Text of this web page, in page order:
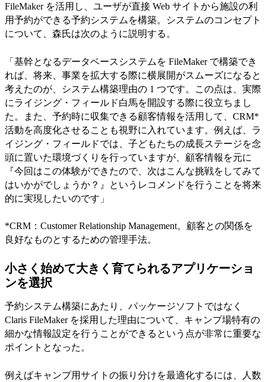
FileMaker を活用し、ユーザが直接 Web サイトから施設の利
用予約ができる予約システムを構築。システムのコンセプト
について、森氏は次のように説明する。
「基幹となるデータベースシステムを FileMaker で構築でき
れば、将来、事業を拡大する際に横展開がスムーズになると
考えたのが、システム構築理由の 1 つです。この点は、実際
にライジング・フィールド白馬を開設する際に役立ちまし
た。また、予約時に収集できる顧客情報を活用して、CRM*
活動を高度化させることも視野に入れています。例えば、ラ
イジング・フィールドでは、子どもたちの成長ステージを念
頭に置いた環境づくりを行っていますが、顧客情報を元に
『今回はこの体験ができたので、次はこんな挑戦をしてみて
はいかがでしょうか？』というレコメンドを行うことを将来
的に実現したいのです」
*CRM：Customer Relationship Management。顧客との関係を
良好なものとするための管理手法。
小さく始めて大きく育てられるアプリケーショ
ンを選択
予約システム構築にあたり、パッケージソフトではなく
Claris FileMaker を採用した理由について、キャンプ場特有の
細かな情報設定を行うことができるという点が非常に重要な
ポイントとなった。
例えばキャンプ用サイトの振り分けを最適化するには、人数